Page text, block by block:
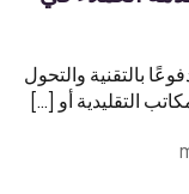
بالتقنية والتحول
التقليدية أو […]